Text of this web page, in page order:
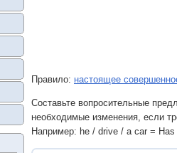
Правило: настоящее
Составьте вопросительные
необходимые изменения, если
Например: he / drive / a car =